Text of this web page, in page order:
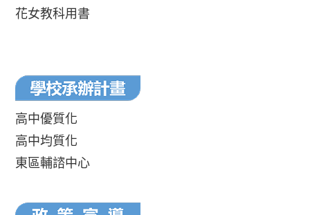
花女教科用書
高中優質化
高中均質化
東區輔諮中心